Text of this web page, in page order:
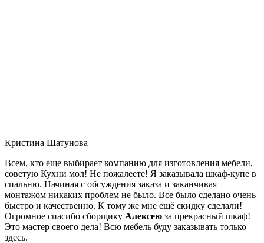
Кристина Шатунова
Всем, кто еще выбирает компанию для изготовления мебели,
советую Кухни мол! Не пожалеете! Я заказывала шкаф-купе в
спальню. Начиная с обсуждения заказа и заканчивая
монтажом никаких проблем не было. Все было сделано очень
быстро и качественно. К тому же мне ещё скидку сделали!
Огромное спасибо сборщику Алексею за прекрасный шкаф!
Это мастер своего дела! Всю мебель буду заказывать только
здесь.